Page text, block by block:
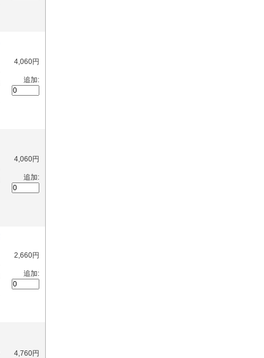
4,060円
追加:
4,060円
追加:
2,660円
追加:
4,760円